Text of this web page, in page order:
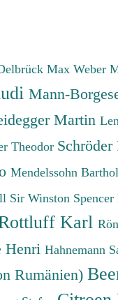
MaxWeber
Mann-
Martin
Theodor
Mendelssohn
Sir Winston Spencer
Karl
Henri Hahnemann
Rumänien)